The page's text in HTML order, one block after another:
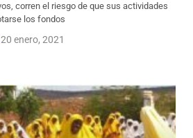
corren el riesgo de que sus actividades
los fondos
20 enero, 2021